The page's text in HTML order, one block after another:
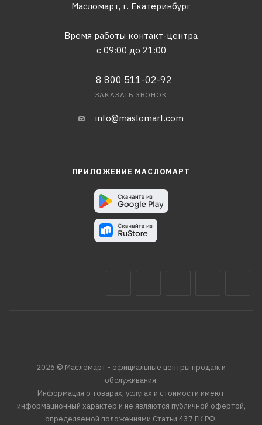
Масломарт, г. Екатеринбург
Время работы контакт-центра
с 09:00 до 21:00
8 800 511-02-92
ЗАКАЗАТЬ ЗВОНОК
info@maslomart.com
ПРИЛОЖЕНИЕ МАСЛОМАРТ
2026 © Масломарт - официальные центры продаж и
обслуживания.
Информация о товарах, услугах и стоимости имеют
информационный характер и не являются публичной офертой,
определяемой положениями Статьи 437 ГК РФ.